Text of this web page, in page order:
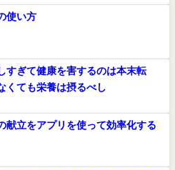
使い方
すぎて健康を害するのは本末転
くても栄養は摂るべし
献立をアプリを使って効率化する